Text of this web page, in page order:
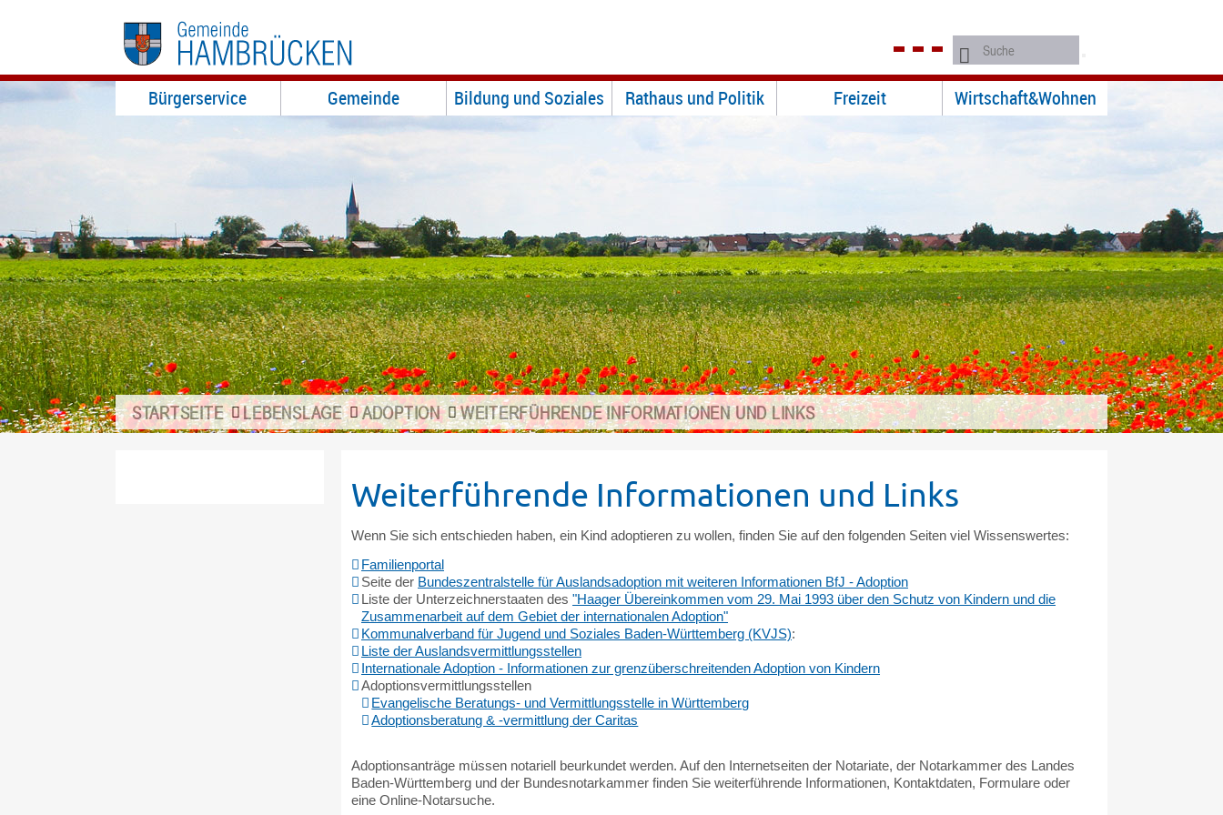
Bürgerservice Gemeinde Bildung und Soziales Rathaus und Politik Freizeit Wirtschaft&Wohnen
STARTSEITE LEBENSLAGE ADOPTION WEITERFÜHRENDE INFORMATIONEN UND LINKS
Weiterführende Informationen und Links
Wenn Sie sich entschieden haben, ein Kind adoptieren zu wollen, finden Sie auf den folgenden Seiten viel Wissenswertes:
Familienportal
Seite der Bundeszentralstelle für Auslandsadoption mit weiteren Informationen BfJ - Adoption
Liste der Unterzeichnerstaaten des"Haager Übereinkommen vom 29. Mai 1993 über den Schutz von Kindern und die
Zusammenarbeit auf dem Gebiet der internationalen Adoption"
Kommunalverband für Jugend und Soziales Baden-Württemberg (KVJS):
Liste der Auslandsvermittlungsstellen
Internationale Adoption - Informationen zur grenzüberschreitenden Adoption von Kindern
Adoptionsvermittlungsstellen
Evangelische Beratungs- und Vermittlungsstelle in Württemberg
Adoptionsberatung & -vermittlung der Caritas
Adoptionsanträge müssen notariell beurkundet werden. Auf den Internetseiten der Notariate, der Notarkammer des Landes
Baden-Württemberg und der Bundesnotarkammer finden Sie weiterführende Informationen, Kontaktdaten, Formulare oder
eine Online-Notarsuche.